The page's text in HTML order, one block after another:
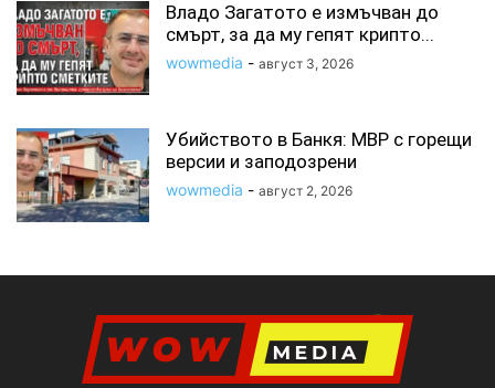
Владо Загатото е измъчван до
смърт, за да му гепят крипто...
wowmedia - август 3, 2026
Убийството в Банкя: МВР с горещи
версии и заподозрени
wowmedia - август 2, 2026